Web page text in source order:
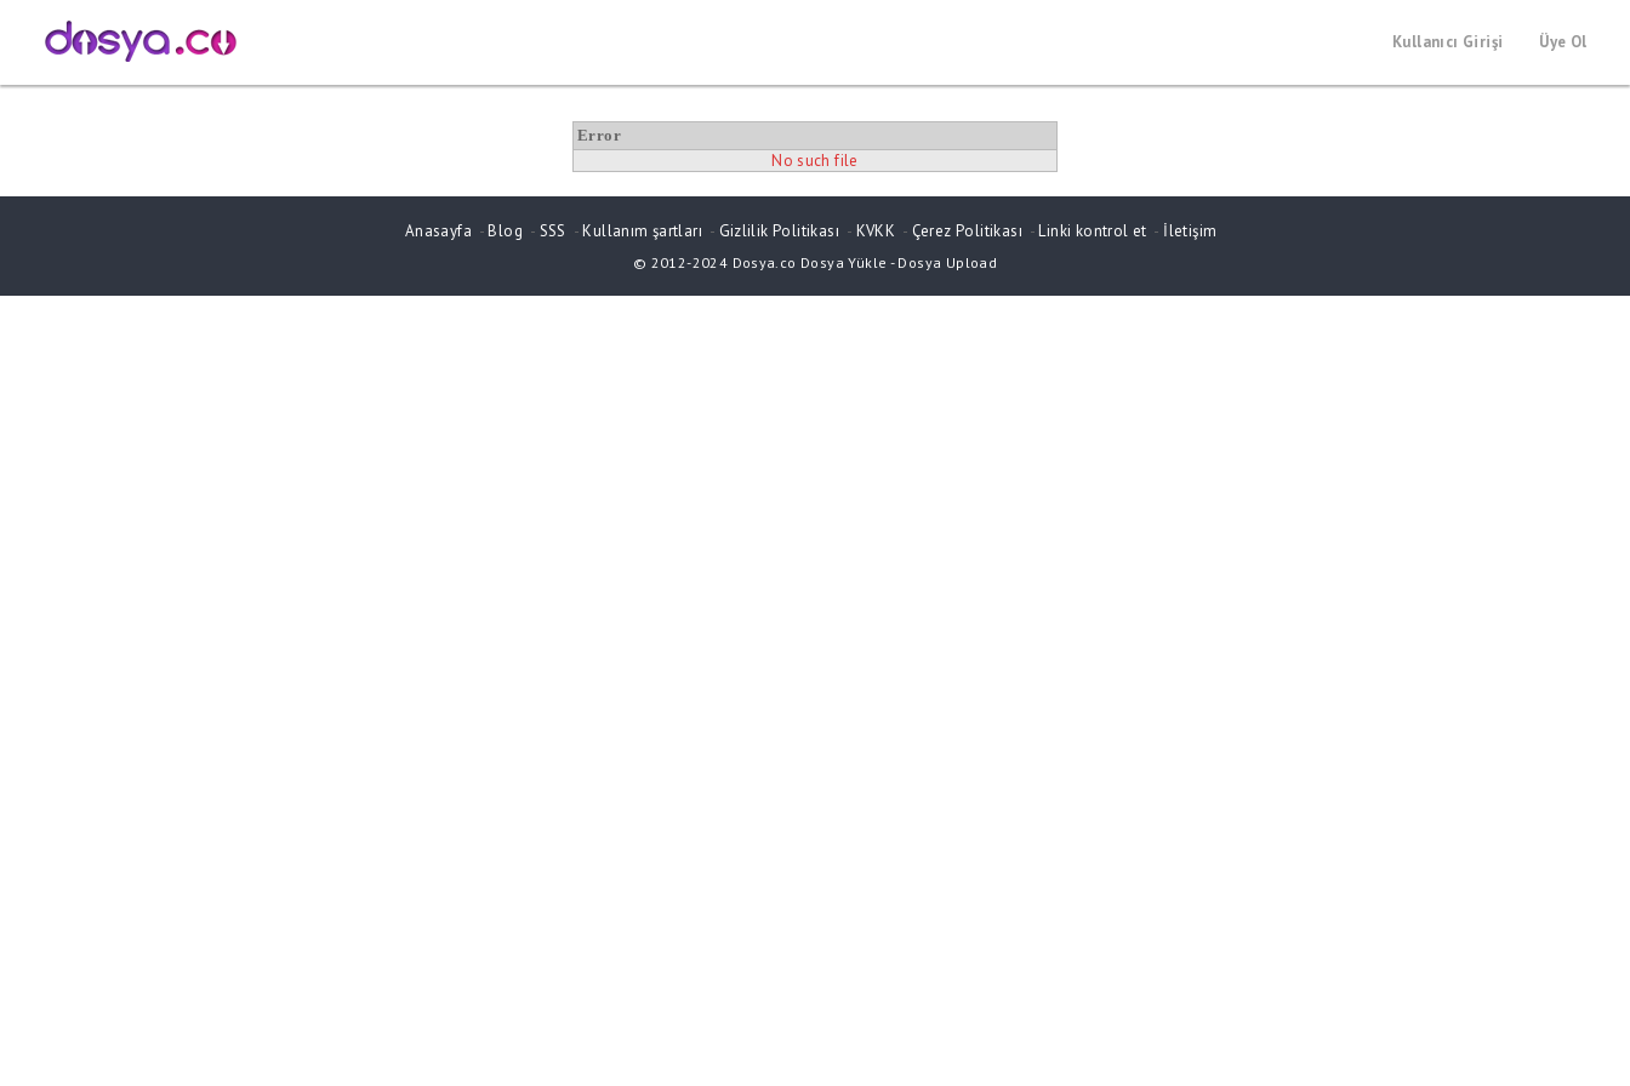
Kullanıcı Girişi Üye Ol
Error
No such file
Anasayfa -Blog - SSS -Kullanım şartları - Gizlilik Politikası - KVKK - Çerez Politikası -Linki kontrol et - İletişim
© 2012-2024 Dosya.co Dosya Yükle - Dosya Upload